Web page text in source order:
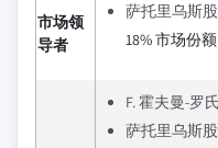
市场领
导者
萨托里乌斯
18% 市场份额
F. 霍夫曼-罗
萨托里乌斯